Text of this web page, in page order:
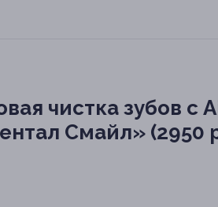
чистка зубов с
Смайл» (2950